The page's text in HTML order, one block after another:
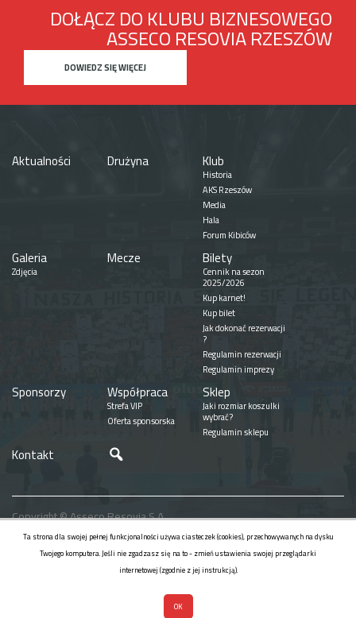
DOŁĄCZ DO KLUBU BIZNESOWEGO
ASSECO RESOVIA RZESZÓW
DOWIEDZ SIĘ WIĘCEJ
Aktualności Drużyna Klub
Historia
AKS Rzeszów
Media
Hala
Forum Kibiców
Galeria
Zdjęcia
Mecze Bilety
Cennik na sezon
2025/2026
Kup karnet!
Kup bilet
Jak dokonać rezerwacji
?
Regulamin rezerwacji
Regulamin imprezy
Sponsorzy Współpraca
Strefa VIP
Oferta sponsorska
Sklep
Jaki rozmiar koszulki
wybrać?
Regulamin sklepu
Kontakt
Copyright © Asseco Resovia S.A.
Realizacja
Ta strona dla swojej pełnej funkcjonalności używa ciasteczek (cookies), przechowywanych na dysku
Twojego komputera. Jeśli nie zgadzasz się na to - zmień ustawienia swojej przeglądarki
internetowej (zgodnie z jej instrukcją).
OK